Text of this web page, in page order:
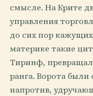
смысле. На Крите
управления
до сих пор
материке такие
Тиринф,
ранга. Ворота
напротив,